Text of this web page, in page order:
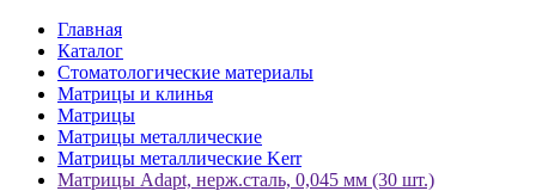
Главная
Каталог
Стоматологические материалы
Матрицы и клинья
Матрицы
Матрицы металлические
Матрицы металлические Kerr
Матрицы Adapt, нерж.сталь, 0,045 мм (30 шт.)